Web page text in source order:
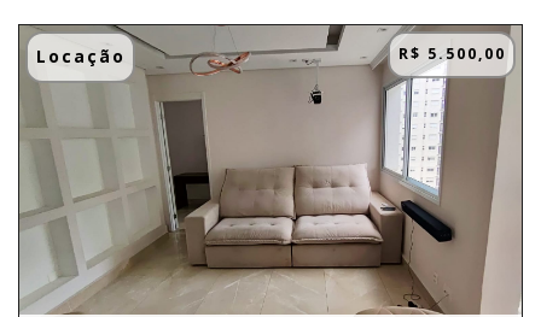
Locação R$ 5.500,00